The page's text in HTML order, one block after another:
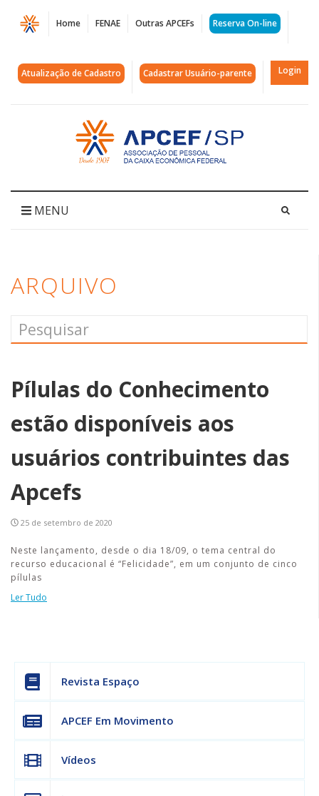
Página
Arquivos
pílulas
conhecimento
Home FENAE Outras APCEFs Reserva On-line
Atualização de Cadastro Cadastrar Usuário-parente Login
Acessar
página
inicial
MENU
ARQUIVO
Pílulas do Conhecimento
estão disponíveis aos
usuários contribuintes das
Apcefs
25 de setembro de 2020
Neste lançamento, desde o dia 18/09, o tema central do
recurso educacional é “Felicidade”, em um conjunto de cinco
pílulas
Ler Tudo
Revista Espaço
APCEF Em Movimento
Vídeos